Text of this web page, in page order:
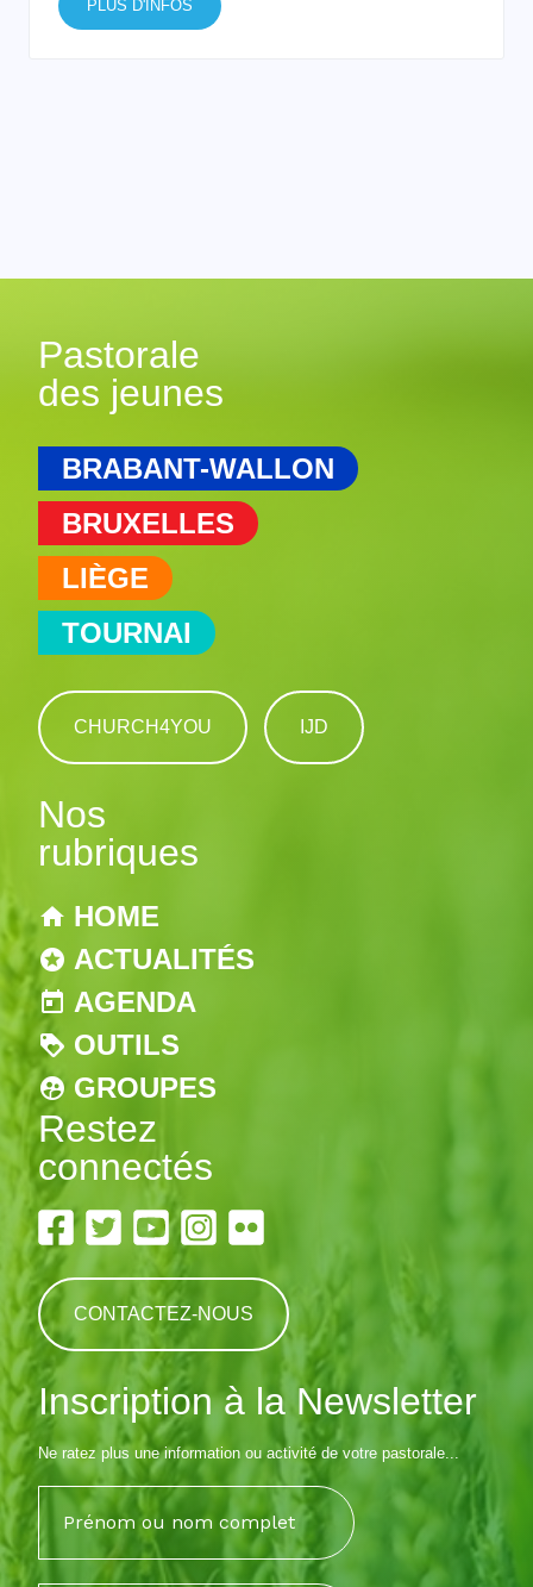
PLUS D'INFOS
Pastorale
des jeunes
BRABANT-WALLON
BRUXELLES
LIÈGE
TOURNAI
CHURCH4YOU IJD
Nos
rubriques
HOME
ACTUALITÉS
AGENDA
OUTILS
GROUPES
Restez
connectés
CONTACTEZ-NOUS
Inscription à la Newsletter
Ne ratez plus une information ou activité de votre pastorale...